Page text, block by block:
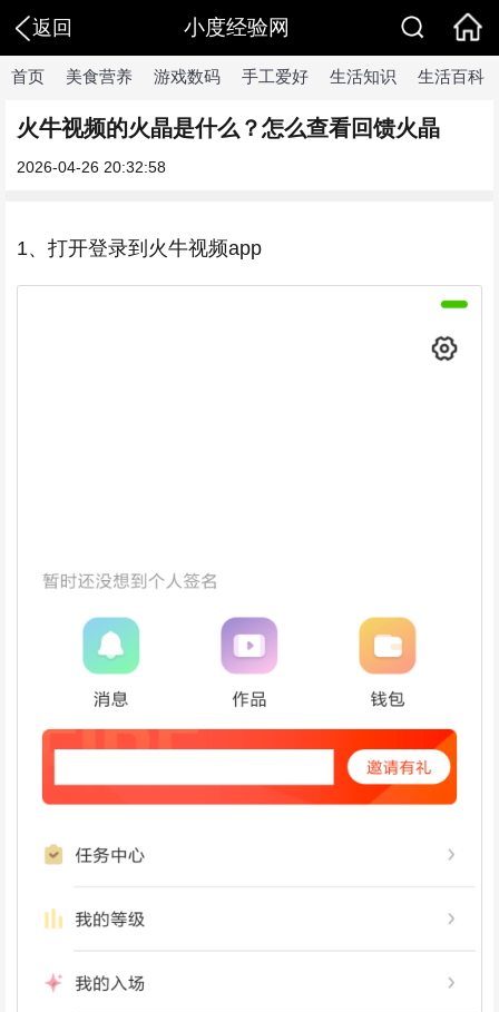
返回 小度经验网
首页 美食营养 游戏数码 手工爱好 生活知识 生活百科
火牛视频的火晶是什么？怎么查看回馈火晶
2026-04-26 20:32:58
1、打开登录到火牛视频app